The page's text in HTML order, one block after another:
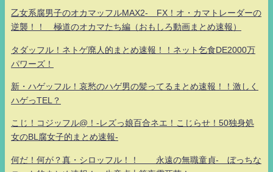
乙女系腐男子のオカマッフルMAX2- FX！オ・カマトレーダーの
逆襲！！ 極道のオカマたち編（おもしろ動画まとめ速報）
タダッフル！ネトゲ廃人的まとめ速報！！ネット乞食DE2000万
パワーズ！
新・ハゲッフル！哀愁のハゲ男の髪ってるまとめ速報！！激しく
ハゲっTEL？
こじ！コジッフル@！-レズっ娘百合ネエ！こじらせ！50独身処
女のBL腐女子的まとめ速報-
何だ！何が？真・シロッフル！！ 永遠の無職童貞- ぼっちな